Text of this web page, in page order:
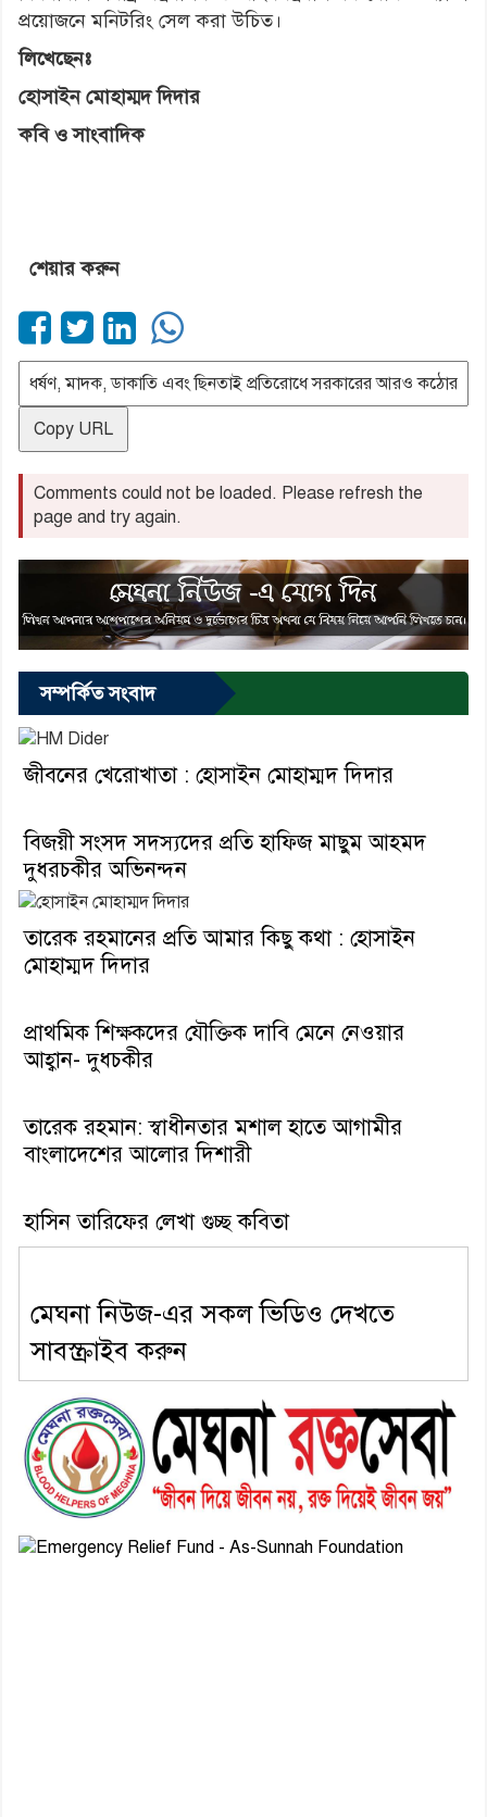
প্রয়োজনে মনিটরিং সেল করা উচিত।
লিখেছেনঃ
হোসাইন মোহাম্মদ দিদার
কবি ও সাংবাদিক
শেয়ার করুন
Copy URL
Comments could not be loaded. Please refresh the
page and try again.
সম্পর্কিত সংবাদ
জীবনের খেরোখাতা : হোসাইন মোহাম্মদ দিদার
বিজয়ী সংসদ সদস্যদের প্রতি হাফিজ মাছুম আহমদ
দুধরচকীর অভিনন্দন
তারেক রহমানের প্রতি আমার কিছু কথা : হোসাইন
মোহাম্মদ দিদার
প্রাথমিক শিক্ষকদের যৌক্তিক দাবি মেনে নেওয়ার
আহ্বান- দুধচকীর
তারেক রহমান: স্বাধীনতার মশাল হাতে আগামীর
বাংলাদেশের আলোর দিশারী
হাসিন তারিফের লেখা গুচ্ছ কবিতা
মেঘনা নিউজ-এর সকল ভিডিও দেখতে
সাবস্ক্রাইব করুন